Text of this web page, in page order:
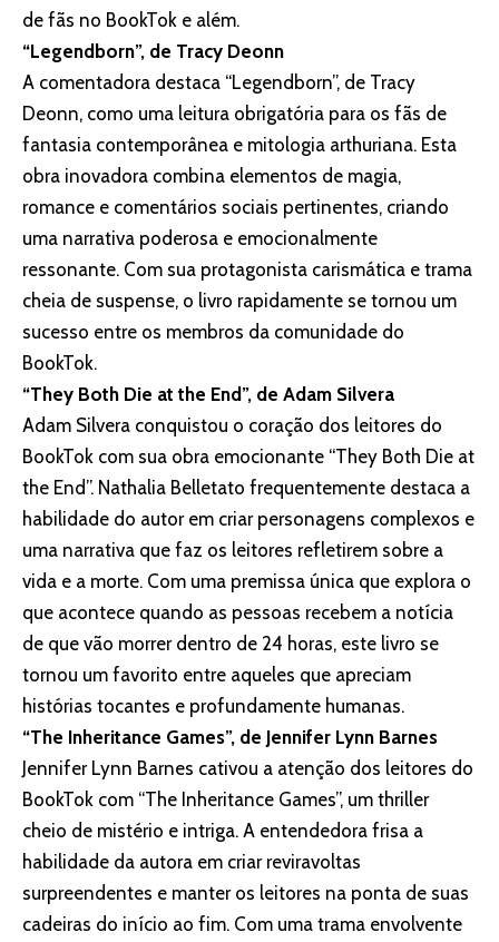
de fãs no BookTok e além.
“Legendborn”, de Tracy Deonn
A comentadora destaca “Legendborn”, de Tracy
Deonn, como uma leitura obrigatória para os fãs de
fantasia contemporânea e mitologia arthuriana. Esta
obra inovadora combina elementos de magia,
romance e comentários sociais pertinentes, criando
uma narrativa poderosa e emocionalmente
ressonante. Com sua protagonista carismática e trama
cheia de suspense, o livro rapidamente se tornou um
sucesso entre os membros da comunidade do
BookTok.
“They Both Die at the End”, de Adam Silvera
Adam Silvera conquistou o coração dos leitores do
BookTok com sua obra emocionante “They Both Die at
the End”. Nathalia Belletato frequentemente destaca a
habilidade do autor em criar personagens complexos e
uma narrativa que faz os leitores refletirem sobre a
vida e a morte. Com uma premissa única que explora o
que acontece quando as pessoas recebem a notícia
de que vão morrer dentro de 24 horas, este livro se
tornou um favorito entre aqueles que apreciam
histórias tocantes e profundamente humanas.
“The Inheritance Games”, de Jennifer Lynn Barnes
Jennifer Lynn Barnes cativou a atenção dos leitores do
BookTok com “The Inheritance Games”, um thriller
cheio de mistério e intriga. A entendedora frisa a
habilidade da autora em criar reviravoltas
surpreendentes e manter os leitores na ponta de suas
cadeiras do início ao fim. Com uma trama envolvente